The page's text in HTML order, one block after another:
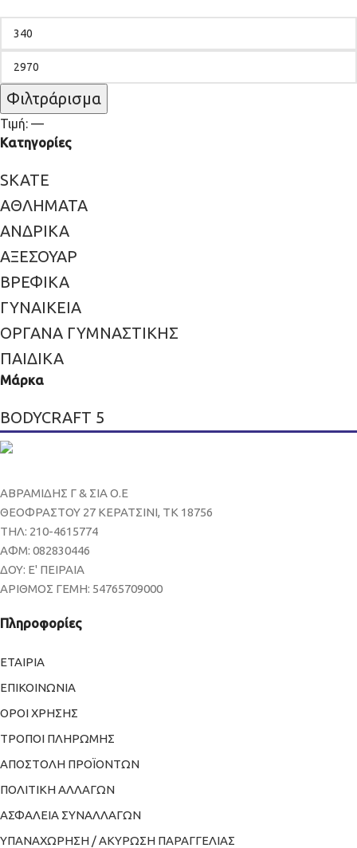
Φιλτράρισμα
Τιμή: —
Κατηγορίες
SKATE
ΑΘΛΗΜΑΤΑ
ΑΝΔΡΙΚΑ
ΑΞΕΣΟΥΑΡ
ΒΡΕΦΙΚΑ
ΓΥΝΑΙΚΕΙΑ
ΟΡΓΑΝΑ ΓΥΜΝΑΣΤΙΚΗΣ
ΠΑΙΔΙΚΑ
Μάρκα
BODYCRAFT 5
ΑΒΡΑΜΙΔΗΣ Γ & ΣΙΑ Ο.Ε
ΘΕΟΦΡΑΣΤΟΥ 27 ΚΕΡΑΤΣΙΝΙ, ΤΚ 18756
ΤΗΛ: 210-4615774
ΑΦΜ: 082830446
ΔΟΥ: Ε' ΠΕΙΡΑΙΑ
ΑΡΙΘΜΟΣ ΓΕΜΗ: 54765709000
Πληροφορίες
ΕΤΑΙΡΙΑ
ΕΠΙΚΟΙΝΩΝΙΑ
ΟΡΟΙ ΧΡΗΣΗΣ
ΤΡΟΠΟΙ ΠΛΗΡΩΜΗΣ
ΑΠΟΣΤΟΛΗ ΠΡΟΪΟΝΤΩΝ
ΠΟΛΙΤΙΚΗ ΑΛΛΑΓΩΝ
ΑΣΦΑΛΕΙΑ ΣΥΝΑΛΛΑΓΩΝ
ΥΠΑΝΑΧΩΡΗΣΗ / ΑΚΥΡΩΣΗ ΠΑΡΑΓΓΕΛΙΑΣ